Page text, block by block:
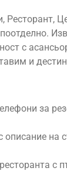
Ресторант,
с
и
за
описание на